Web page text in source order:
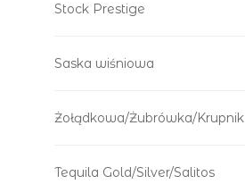
Stock Prestige
Saska wiśniowa
Żołądkowa/Żubrówka/Krupnik
Tequila Gold/Silver/Salitos